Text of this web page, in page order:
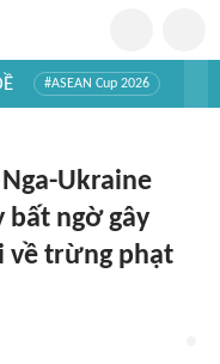
#ASEAN Cup 2026
Ukraine
ngờ gây
về trừng phạt